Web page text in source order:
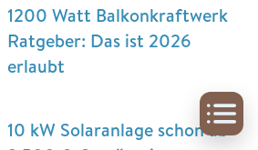
1200 Watt Balkonkraftwerk
Ratgeber: Das ist 2026
erlaubt
10 kW Solaranlage schon ab